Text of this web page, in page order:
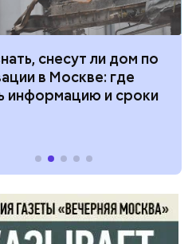
снесут ли дом по
в Москве: где
информацию и сроки